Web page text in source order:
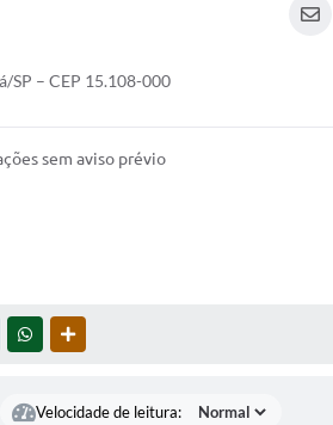
SP – CEP 15.108-000
sem aviso prévio
TWITTERWHATSAPP
Velocidade de leitura: